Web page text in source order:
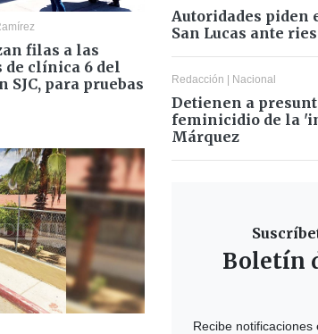
filas a las
de clínica 6 del
SJC, para pruebas
Autoridades piden
San Lucas ante
Redacción | Nacional
Detienen a
feminicidio de la
Márquez
Boletín
Recibe